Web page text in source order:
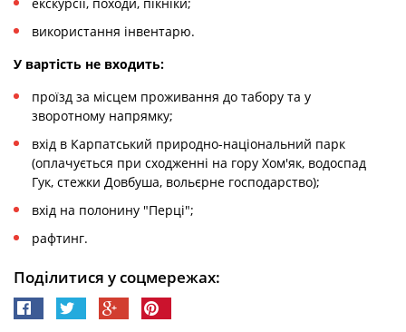
використання інвентарю.
У вартість не входить:
проїзд за місцем проживання до табору та у
зворотному напрямку;
вхід в Карпатський природно-національний парк
(оплачується при сходженні на гору Хом'як, водоспад
Гук, стежки Довбуша, вольєрне господарство);
вхід на полонину "Перці";
рафтинг.
Поділитися у соцмережах: